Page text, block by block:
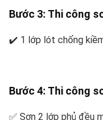
Bước 3: Thi công
✔️ 1 lớp lót chống
Bước 4: Thi công
✅ Sơn 2 lớp phủ đều